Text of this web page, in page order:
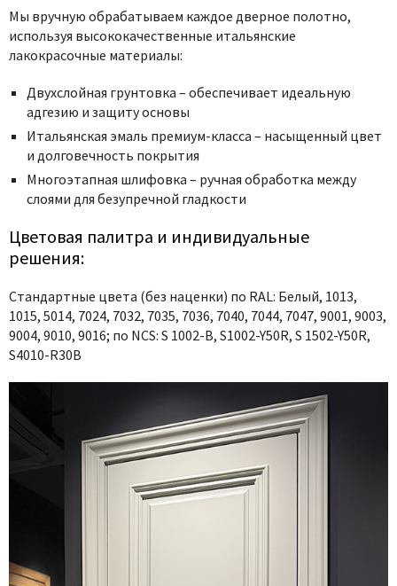
Regidoors
STR
Torex
Tupai
Uberture
Valcomp
Verum
Zadoor
Мы вручную обрабатываем каждое дверное полотно,
используя высококачественные итальянские
лакокрасочные материалы:
Двухслойная грунтовка – обеспечивает идеальную
адгезию и защиту основы
Итальянская эмаль премиум-класса – насыщенный цвет
и долговечность покрытия
Многоэтапная шлифовка – ручная обработка между
слоями для безупречной гладкости
Цветовая палитра и индивидуальные
решения:
Стандартные цвета (без наценки) по RAL: Белый, 1013,
1015, 5014, 7024, 7032, 7035, 7036, 7040, 7044, 7047, 9001, 9003,
9004, 9010, 9016; по NCS: S 1002-B, S1002-Y50R, S 1502-Y50R,
S4010-R30B